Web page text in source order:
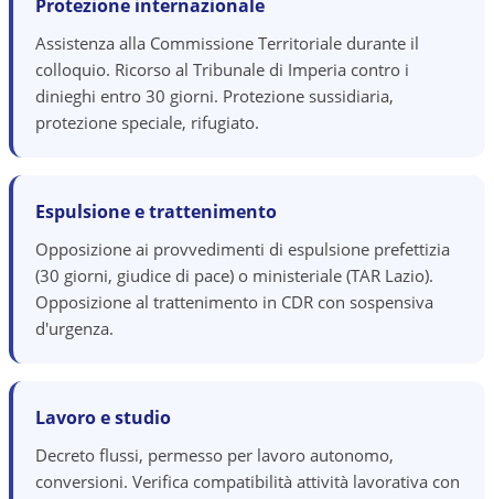
Protezione internazionale
Assistenza alla Commissione Territoriale durante il
colloquio. Ricorso al Tribunale di Imperia contro i
dinieghi entro 30 giorni. Protezione sussidiaria,
protezione speciale, rifugiato.
Espulsione e trattenimento
Opposizione ai provvedimenti di espulsione prefettizia
(30 giorni, giudice di pace) o ministeriale (TAR Lazio).
Opposizione al trattenimento in CDR con sospensiva
d'urgenza.
Lavoro e studio
Decreto flussi, permesso per lavoro autonomo,
conversioni. Verifica compatibilità attività lavorativa con